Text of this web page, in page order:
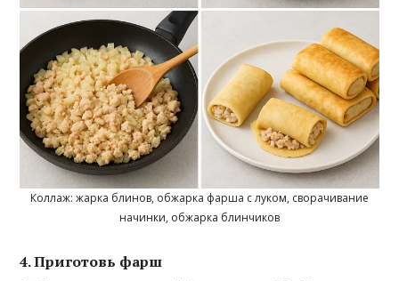
Коллаж: жарка блинов, обжарка фарша с луком, сворачивание
начинки, обжарка блинчиков
4. Приготовь фарш